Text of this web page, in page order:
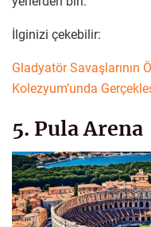
İlginizi çekebilir:
Gladyatör Savaşlarının
Kolezyum’unda
5. Pula Arena